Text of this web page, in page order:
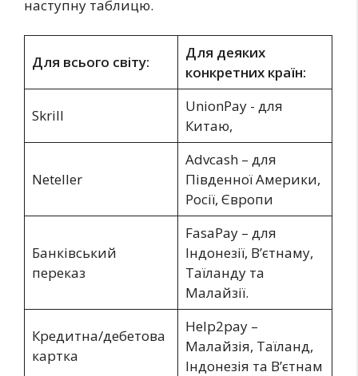
наступну таблицю.
Для всього світу:
Для деяких
конкретних країн:
Skrill
UnionPay - для
Китаю,
Neteller
Advcash – для
Південної Америки,
Росії, Європи
Банківський
переказ
FasaPay – для
Індонезії, В’єтнаму,
Таїланду та
Малайзії.
Кредитна/дебетова
картка
Help2pay –
Малайзія, Таїланд,
Індонезія та В’єтнам